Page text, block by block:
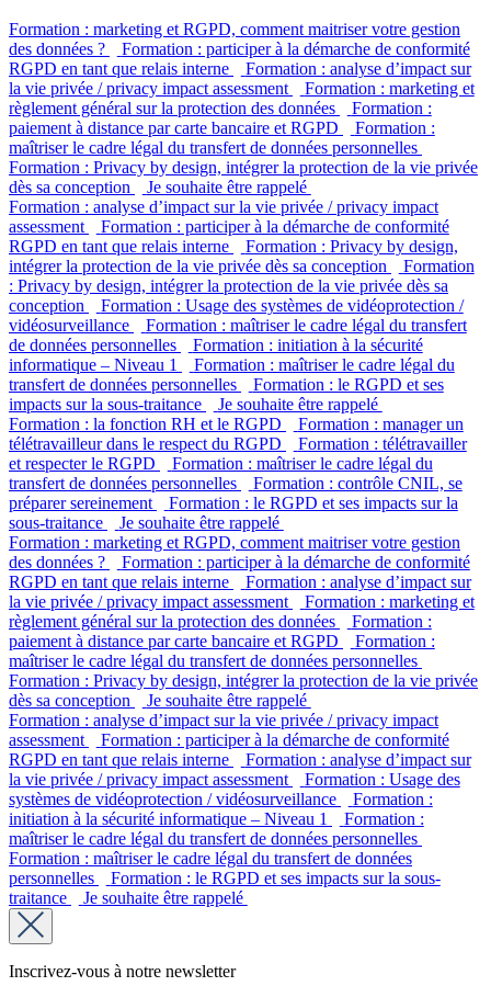
Formation : marketing et RGPD, comment maitriser votre gestion
des données ?
Formation : participer à la démarche de conformité
RGPD en tant que relais interne
Formation : analyse d’impact sur
la vie privée / privacy impact assessment
Formation : marketing et
règlement général sur la protection des données
Formation :
paiement à distance par carte bancaire et RGPD
Formation :
maîtriser le cadre légal du transfert de données personnelles
Formation : Privacy by design, intégrer la protection de la vie privée
dès sa conception
Je souhaite être rappelé
Formation : analyse d’impact sur la vie privée / privacy impact
assessment
Formation : participer à la démarche de conformité
RGPD en tant que relais interne
Formation : Privacy by design,
intégrer la protection de la vie privée dès sa conception
Formation
: Privacy by design, intégrer la protection de la vie privée dès sa
conception
Formation : Usage des systèmes de vidéoprotection /
vidéosurveillance
Formation : maîtriser le cadre légal du transfert
de données personnelles
Formation : initiation à la sécurité
informatique – Niveau 1
Formation : maîtriser le cadre légal du
transfert de données personnelles
Formation : le RGPD et ses
impacts sur la sous-traitance
Je souhaite être rappelé
Formation : la fonction RH et le RGPD
Formation : manager un
télétravailleur dans le respect du RGPD
Formation : télétravailler
et respecter le RGPD
Formation : maîtriser le cadre légal du
transfert de données personnelles
Formation : contrôle CNIL, se
préparer sereinement
Formation : le RGPD et ses impacts sur la
sous-traitance
Je souhaite être rappelé
Formation : marketing et RGPD, comment maitriser votre gestion
des données ?
Formation : participer à la démarche de conformité
RGPD en tant que relais interne
Formation : analyse d’impact sur
la vie privée / privacy impact assessment
Formation : marketing et
règlement général sur la protection des données
Formation :
paiement à distance par carte bancaire et RGPD
Formation :
maîtriser le cadre légal du transfert de données personnelles
Formation : Privacy by design, intégrer la protection de la vie privée
dès sa conception
Je souhaite être rappelé
Formation : analyse d’impact sur la vie privée / privacy impact
assessment
Formation : participer à la démarche de conformité
RGPD en tant que relais interne
Formation : analyse d’impact sur
la vie privée / privacy impact assessment
Formation : Usage des
systèmes de vidéoprotection / vidéosurveillance
Formation :
initiation à la sécurité informatique – Niveau 1
Formation :
maîtriser le cadre légal du transfert de données personnelles
Formation : maîtriser le cadre légal du transfert de données
personnelles
Formation : le RGPD et ses impacts sur la sous-
traitance
Je souhaite être rappelé
Inscrivez-vous à notre newsletter